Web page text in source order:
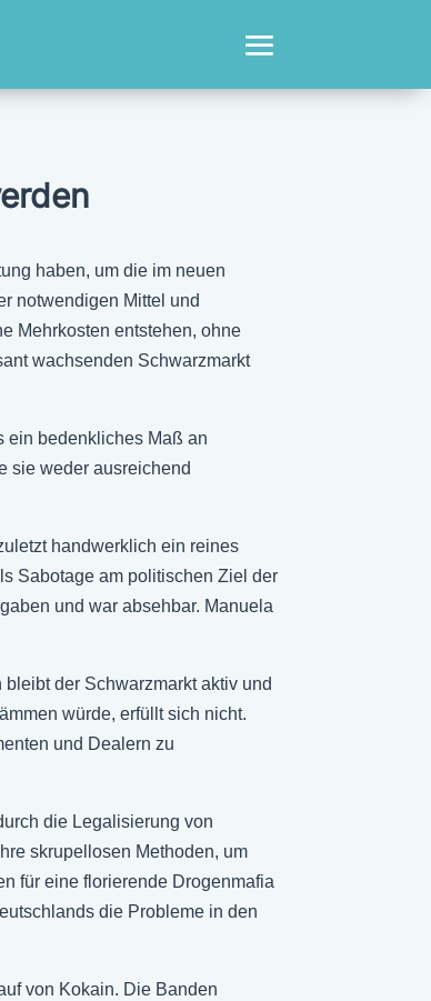
haben, um die im neuen
notwendigen Mittel und
Mehrkosten entstehen, ohne
wachsenden Schwarzmarkt
ein bedenkliches Maß an
sie weder ausreichend
handwerklich ein reines
Sabotage am politischen Ziel der
und war absehbar. Manuela
der Schwarzmarkt aktiv und
würde, erfüllt sich nicht.
und Dealern zu
die Legalisierung von
skrupellosen Methoden, um
für eine florierende Drogenmafia
die Probleme in den
von Kokain. Die Banden